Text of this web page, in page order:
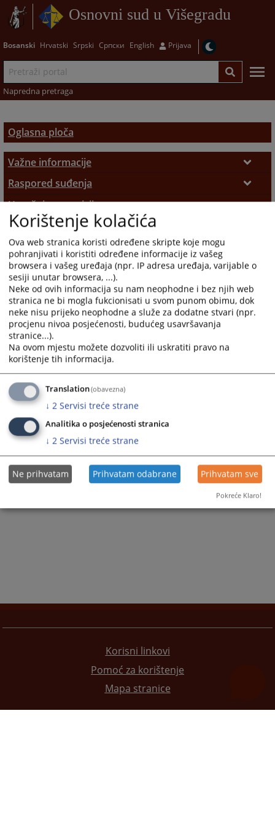
Osnovni sud u Višegradu
Bosanski Hrvatski Srpski Српски English Prijava
Napredna pretraga
Oglasna ploča
Važne informacije
Podnošenje pritužbi
Pozivi
Sudski vještaci i tumači
Pravna pomoć
Raspored suđenja
Raspored suđenja
Upražnjene pozicije
Opće informacije
Objavljene pozicije
Sudska prodaja
Nekretnine
Vozila
Ostale prodaje
Korisni linkovi
Pomoć za korištenje
Mapa stranice
Korištenje kolačića
Ova web stranica koristi određene skripte koje mogu
pohranjivati i koristiti određene informacije iz vašeg
browsera i vašeg uređaja (npr. IP adresa uređaja, varijable o
sesiji unutar browsera, ...).
Neke od ovih informacija su nam neophodne i bez njih web
stranica ne bi mogla fukcionisati u svom punom obimu, dok
neke nisu prijeko neophodne a služe za dodatne stvari (npr.
procjenu nivoa posjećenosti, budućeg usavršavanja
stranice...).
Na ovom mjestu možete dozvoliti ili uskratiti pravo na
korištenje tih informacija.
Translation(obavezna)
↓ 2 Servisi treće strane
Analitika o posjećenosti stranica
↓ 2 Servisi treće strane
Ne prihvatam Prihvatam odabrane Prihvatam sve
Pokreće Klaro!